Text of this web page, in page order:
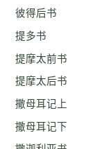
彼得后书
提多书
提摩太前书
提摩太后书
撒母耳记上
撒母耳记下